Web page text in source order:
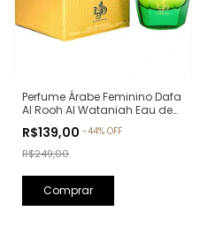
Perfume Árabe Feminino Dafa
Al Rooh Al Wataniah Eau de
R$139,00 -44% OFF
R$249,00